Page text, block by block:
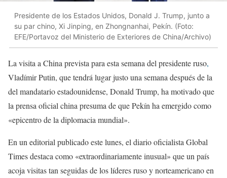
Presidente de los Estados Unidos, Donald J. Trump, junto a
su par chino, Xi Jinping, en Zhongnanhai, Pekín. (Foto:
EFE/Portavoz del Ministerio de Exteriores de China/Archivo)
La visita a China prevista para esta semana del presidente ruso,
Vladímir Putin, que tendrá lugar justo una semana después de la
del mandatario estadounidense, Donald Trump, ha motivado que
la prensa oficial china presuma de que Pekín ha emergido como
«epicentro de la diplomacia mundial».
En un editorial publicado este lunes, el diario oficialista Global
Times destaca como «extraordinariamente inusual» que un país
acoja visitas tan seguidas de los líderes ruso y norteamericano en